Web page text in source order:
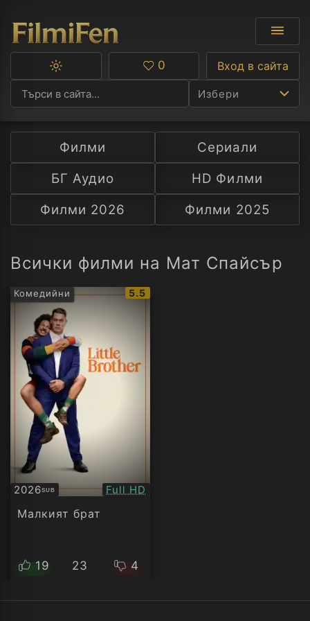
Избери
Ф
С
А
Превключване
тъмна
тема
Любими
0 Вход в сайта
Филми
Сериали
БГ Аудио
HD Филми
Филми 2026
Филми 2025
Всички филми на Мат Спайсър
Комедийни
IMDb
5.5
2026SUB
Субтитри Качество:
Full HD
Малкият брат
19 23 4